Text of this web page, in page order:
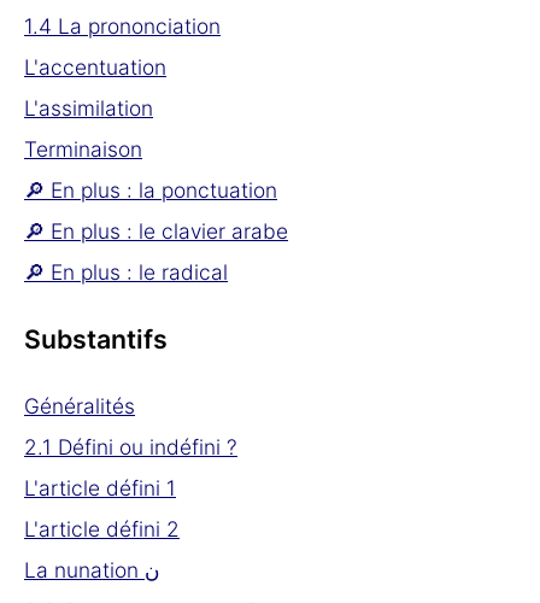
1.4 La prononciation
L'accentuation
L'assimilation
Terminaison
🔎 En plus : la ponctuation
🔎 En plus : le clavier arabe
🔎 En plus : le radical
Substantifs
Généralités
2.1 Défini ou indéfini ?
L'article défini 1
L'article défini 2
La nunation ن